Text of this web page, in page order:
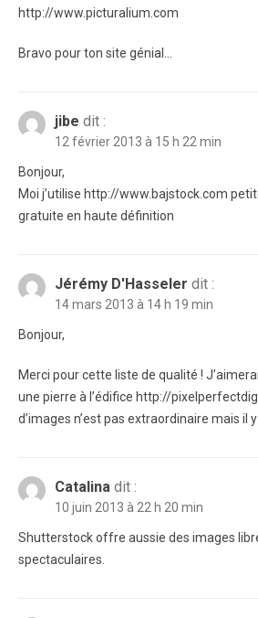
http://www.picturalium.com
Bravo pour ton site génial…
jibe dit :
12 février 2013 à 15 h 22 min
Bonjour,
Moi j’utilise http://www.bajstock.com
gratuite en haute définition
Jérémy D'Hasseler dit :
14 mars 2013 à 14 h 19 min
Bonjour,
Merci pour cette liste de qualité !
une pierre à l’édifice http://
d’images n’est pas extraordinaire mais il
Catalina dit :
10 juin 2013 à 22 h 20 min
Shutterstock offre aussie des images
spectaculaires.